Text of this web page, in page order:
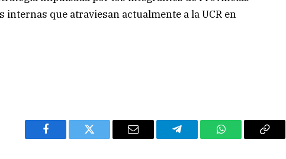
que atraviesan actualmente a la UCR en
Facebook Twitter Email Telegram WhatsAppCopy